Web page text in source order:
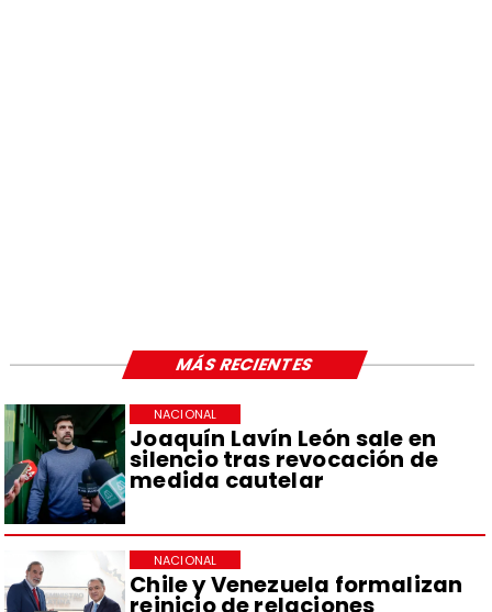
Joaquín Lavín León sale en
silencio tras revocación de
medida cautelar
NACIONAL
Chile y Venezuela formalizan
reinicio de relaciones
NACIONAL
MÁS RECIENTES